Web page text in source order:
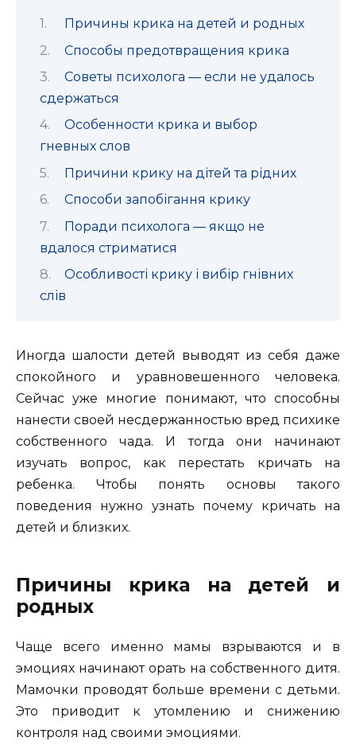
Причины крика на детей и родных
Способы предотвращения крика
Советы психолога — если не удалось
сдержаться
Особенности крика и выбор
гневных слов
Причини крику на дітей та рідних
Способи запобігання крику
Поради психолога — якщо не
вдалося стриматися
Особливості крику і вибір гнівних
слів
Иногда шалости детей выводят из себя даже
спокойного и уравновешенного человека.
Сейчас уже многие понимают, что способны
нанести своей несдержанностью вред психике
собственного чада. И тогда они начинают
изучать вопрос, как перестать кричать на
ребенка. Чтобы понять основы такого
поведения нужно узнать почему кричать на
детей и близких.
Причины крика на детей и
родных
Чаще всего именно мамы взрываются и в
эмоциях начинают орать на собственного дитя.
Мамочки проводят больше времени с детьми.
Это приводит к утомлению и снижению
контроля над своими эмоциями.